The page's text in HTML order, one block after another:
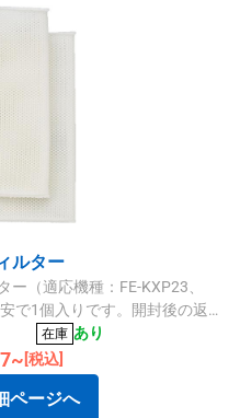
ルター
（適応機種：FE-KXP23、
で1個入りです。開封後の返
在庫 あり
[税込]
ページへ